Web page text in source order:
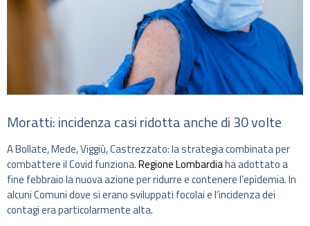
Moratti: incidenza casi ridotta anche di 30 volte
A Bollate, Mede, Viggiù, Castrezzato: la strategia combinata per
combattere il Covid funziona.Regione Lombardiaha adottato a
fine febbraio la nuova azione per ridurre e contenere l’epidemia. In
alcuni Comuni dove si erano sviluppati focolai e l’incidenza dei
contagi era particolarmente alta.